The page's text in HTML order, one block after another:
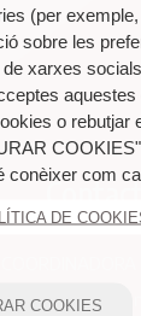
Carrer nou del
(per
sobre les
xarxes
o rebutjar
conèixer com
DE
COOKIES